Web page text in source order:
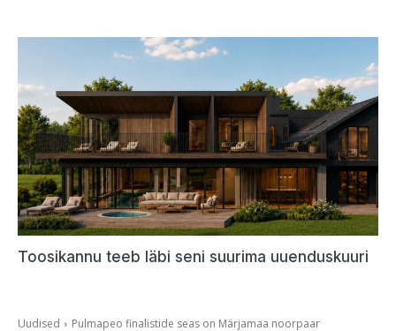
Toosikannu teeb läbi seni suurima uuenduskuuri